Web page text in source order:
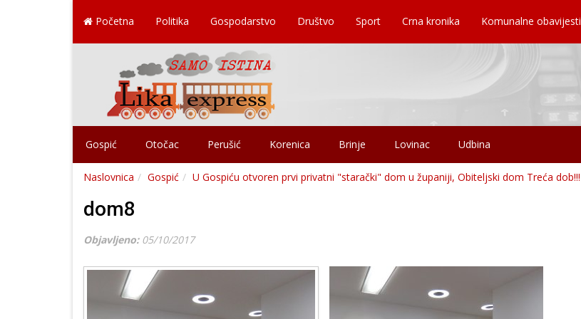
Početna Politika Gospodarstvo Društvo Sport Crna kronika Komunalne obavijesti
Gospić Otočac Perušić Korenica Brinje Lovinac Udbina
Naslovnica Gospić U Gospiću otvoren prvi privatni "starački" dom u županiji, Obiteljski dom Treća dob!!!
dom8
Objavljeno: 05/10/2017